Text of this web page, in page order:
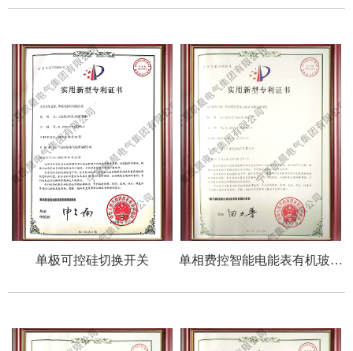
电站
单极可控硅切换开关 单相费控智能电能表有机玻璃
视窗